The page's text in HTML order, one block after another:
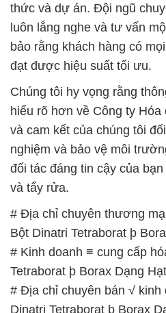
thức và dự án. Đội ngũ
luôn lắng nghe và tư vấn
bảo rằng khách hàng có
đạt được hiệu suất tối ưu.
Chúng tôi hy vọng rằng
hiểu rõ hơn về Công ty
và cam kết của chúng tôi
nghiệm và bảo vệ môi
đối tác đáng tin cậy của
và tẩy rửa.
# Địa chỉ chuyên thương
Bột Dinatri Tetraborat þ
# Kinh doanh ≡ cung cấp
Tetraborat þ Borax Dạng
# Địa chỉ chuyên bán √ kinh
Dinatri Tetraborat þ Borax